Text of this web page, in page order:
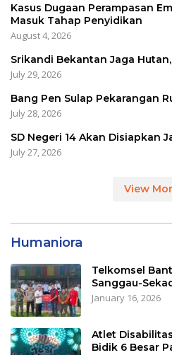
Kasus Dugaan Perampasan
Masuk Tahap Penyidikan
August 4, 2026
Srikandi Bekantan Jaga
July 29, 2026
Bang Pen Sulap Pekarangan
July 28, 2026
SD Negeri 14 Akan Disiapkan
July 27, 2026
View
Humaniora
Telkomsel
Sanggau-
January 16, 2026
Atlet
Bidik 6 Besar